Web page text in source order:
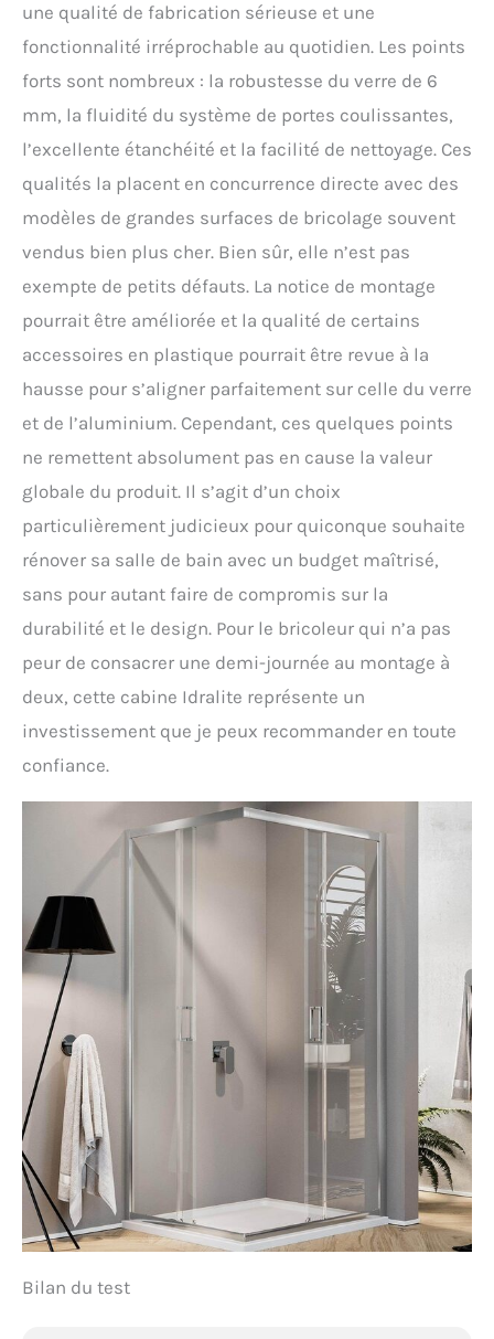
une qualité de fabrication sérieuse et une
fonctionnalité irréprochable au quotidien. Les points
forts sont nombreux : la robustesse du verre de 6
mm, la fluidité du système de portes coulissantes,
l’excellente étanchéité et la facilité de nettoyage. Ces
qualités la placent en concurrence directe avec des
modèles de grandes surfaces de bricolage souvent
vendus bien plus cher. Bien sûr, elle n’est pas
exempte de petits défauts. La notice de montage
pourrait être améliorée et la qualité de certains
accessoires en plastique pourrait être revue à la
hausse pour s’aligner parfaitement sur celle du verre
et de l’aluminium. Cependant, ces quelques points
ne remettent absolument pas en cause la valeur
globale du produit. Il s’agit d’un choix
particulièrement judicieux pour quiconque souhaite
rénover sa salle de bain avec un budget maîtrisé,
sans pour autant faire de compromis sur la
durabilité et le design. Pour le bricoleur qui n’a pas
peur de consacrer une demi-journée au montage à
deux, cette cabine Idralite représente un
investissement que je peux recommander en toute
confiance.
Bilan du test